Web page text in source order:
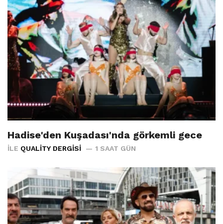
Hadise'den Kuşadası'nda görkemli gece
İLE QUALITY DERGISI 1 SAAT GÜN